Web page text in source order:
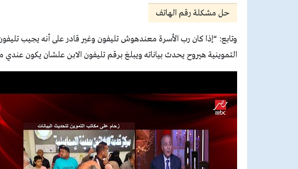
حل مشكلة رقم الهاتف
وتابع: “إذا كان رب الأسرة معندهوش تليفون وغير قادر على أنه يجيب
التموينية هيروح يحدث بياناته ويبلغ برقم تليفون الابن علشان يكون عندي